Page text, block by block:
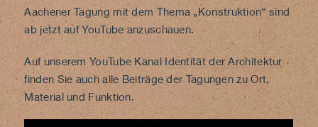
Aachener Tagung mit dem Thema „Konstruktion“ sind
ab jetzt auf YouTube anzuschauen.
Auf unserem YouTube Kanal Identität der Architektur
finden Sie auch alle Beiträge der Tagungen zu Ort,
Material und Funktion.